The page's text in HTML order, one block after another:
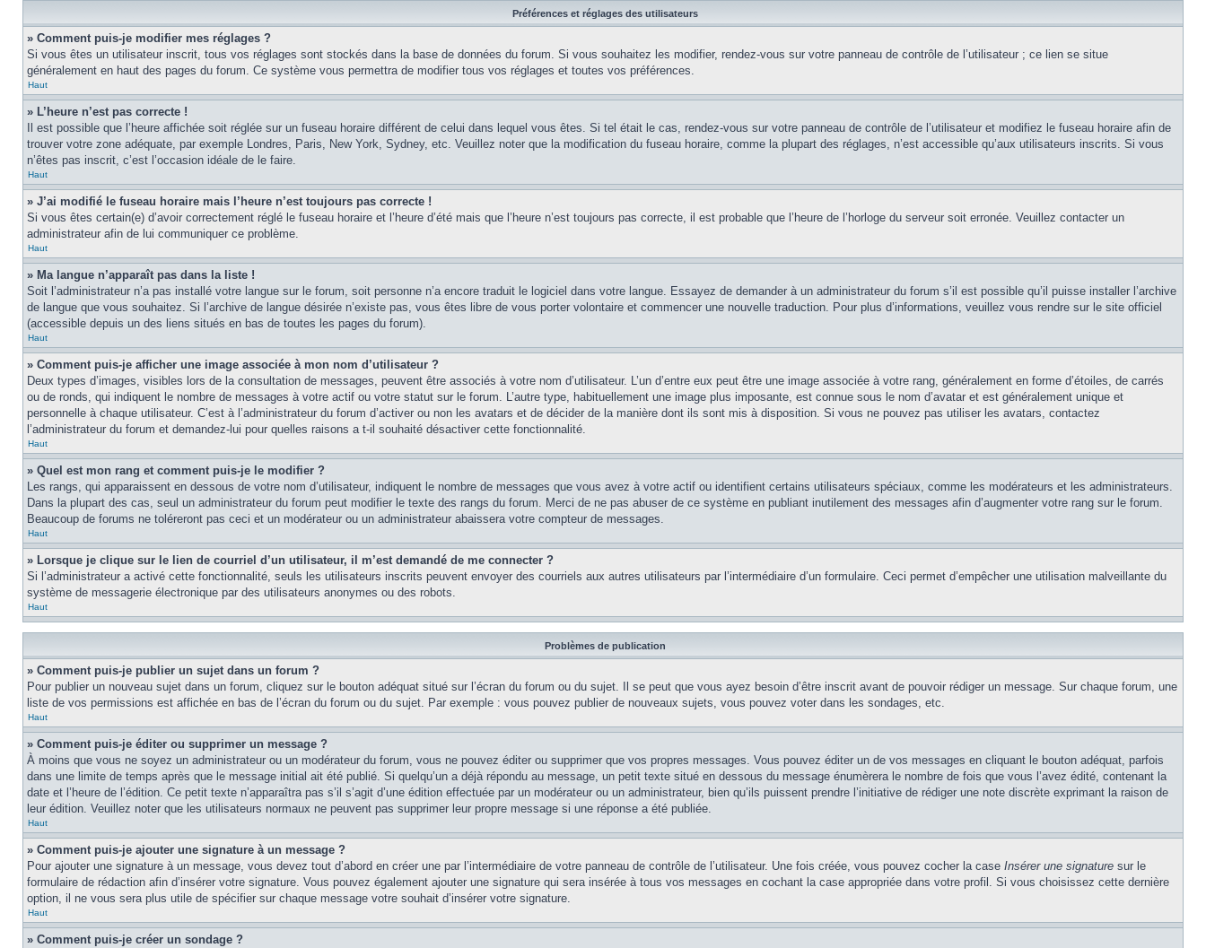
Préférences et réglages des utilisateurs
» Comment puis-je modifier mes réglages ?
Si vous êtes un utilisateur inscrit, tous vos réglages sont stockés dans la base de données du forum. Si vous souhaitez les modifier, rendez-vous sur votre panneau de contrôle de l’utilisateur ; ce lien se situe
généralement en haut des pages du forum. Ce système vous permettra de modifier tous vos réglages et toutes vos préférences.
Haut
» L’heure n’est pas correcte !
Il est possible que l’heure affichée soit réglée sur un fuseau horaire différent de celui dans lequel vous êtes. Si tel était le cas, rendez-vous sur votre panneau de contrôle de l’utilisateur et modifiez le fuseau horaire afin de
trouver votre zone adéquate, par exemple Londres, Paris, New York, Sydney, etc. Veuillez noter que la modification du fuseau horaire, comme la plupart des réglages, n’est accessible qu’aux utilisateurs inscrits. Si vous
n’êtes pas inscrit, c’est l’occasion idéale de le faire.
Haut
» J’ai modifié le fuseau horaire mais l’heure n’est toujours pas correcte !
Si vous êtes certain(e) d’avoir correctement réglé le fuseau horaire et l’heure d’été mais que l’heure n’est toujours pas correcte, il est probable que l’heure de l’horloge du serveur soit erronée. Veuillez contacter un
administrateur afin de lui communiquer ce problème.
Haut
» Ma langue n’apparaît pas dans la liste !
Soit l’administrateur n’a pas installé votre langue sur le forum, soit personne n’a encore traduit le logiciel dans votre langue. Essayez de demander à un administrateur du forum s’il est possible qu’il puisse installer l’archive
de langue que vous souhaitez. Si l’archive de langue désirée n’existe pas, vous êtes libre de vous porter volontaire et commencer une nouvelle traduction. Pour plus d’informations, veuillez vous rendre sur le site officiel
(accessible depuis un des liens situés en bas de toutes les pages du forum).
Haut
» Comment puis-je afficher une image associée à mon nom d’utilisateur ?
Deux types d’images, visibles lors de la consultation de messages, peuvent être associés à votre nom d’utilisateur. L’un d’entre eux peut être une image associée à votre rang, généralement en forme d’étoiles, de carrés
ou de ronds, qui indiquent le nombre de messages à votre actif ou votre statut sur le forum. L’autre type, habituellement une image plus imposante, est connue sous le nom d’avatar et est généralement unique et
personnelle à chaque utilisateur. C’est à l’administrateur du forum d’activer ou non les avatars et de décider de la manière dont ils sont mis à disposition. Si vous ne pouvez pas utiliser les avatars, contactez
l’administrateur du forum et demandez-lui pour quelles raisons a t-il souhaité désactiver cette fonctionnalité.
Haut
» Quel est mon rang et comment puis-je le modifier ?
Les rangs, qui apparaissent en dessous de votre nom d’utilisateur, indiquent le nombre de messages que vous avez à votre actif ou identifient certains utilisateurs spéciaux, comme les modérateurs et les administrateurs.
Dans la plupart des cas, seul un administrateur du forum peut modifier le texte des rangs du forum. Merci de ne pas abuser de ce système en publiant inutilement des messages afin d’augmenter votre rang sur le forum.
Beaucoup de forums ne toléreront pas ceci et un modérateur ou un administrateur abaissera votre compteur de messages.
Haut
» Lorsque je clique sur le lien de courriel d’un utilisateur, il m’est demandé de me connecter ?
Si l’administrateur a activé cette fonctionnalité, seuls les utilisateurs inscrits peuvent envoyer des courriels aux autres utilisateurs par l’intermédiaire d’un formulaire. Ceci permet d’empêcher une utilisation malveillante du
système de messagerie électronique par des utilisateurs anonymes ou des robots.
Haut
Problèmes de publication
» Comment puis-je publier un sujet dans un forum ?
Pour publier un nouveau sujet dans un forum, cliquez sur le bouton adéquat situé sur l’écran du forum ou du sujet. Il se peut que vous ayez besoin d’être inscrit avant de pouvoir rédiger un message. Sur chaque forum, une
liste de vos permissions est affichée en bas de l’écran du forum ou du sujet. Par exemple : vous pouvez publier de nouveaux sujets, vous pouvez voter dans les sondages, etc.
Haut
» Comment puis-je éditer ou supprimer un message ?
À moins que vous ne soyez un administrateur ou un modérateur du forum, vous ne pouvez éditer ou supprimer que vos propres messages. Vous pouvez éditer un de vos messages en cliquant le bouton adéquat, parfois
dans une limite de temps après que le message initial ait été publié. Si quelqu’un a déjà répondu au message, un petit texte situé en dessous du message énumèrera le nombre de fois que vous l’avez édité, contenant la
date et l’heure de l’édition. Ce petit texte n’apparaîtra pas s’il s’agit d’une édition effectuée par un modérateur ou un administrateur, bien qu’ils puissent prendre l’initiative de rédiger une note discrète exprimant la raison de
leur édition. Veuillez noter que les utilisateurs normaux ne peuvent pas supprimer leur propre message si une réponse a été publiée.
Haut
» Comment puis-je ajouter une signature à un message ?
Pour ajouter une signature à un message, vous devez tout d’abord en créer une par l’intermédiaire de votre panneau de contrôle de l’utilisateur. Une fois créée, vous pouvez cocher la case Insérer une signature sur le
formulaire de rédaction afin d’insérer votre signature. Vous pouvez également ajouter une signature qui sera insérée à tous vos messages en cochant la case appropriée dans votre profil. Si vous choisissez cette dernière
option, il ne vous sera plus utile de spécifier sur chaque message votre souhait d’insérer votre signature.
Haut
» Comment puis-je créer un sondage ?